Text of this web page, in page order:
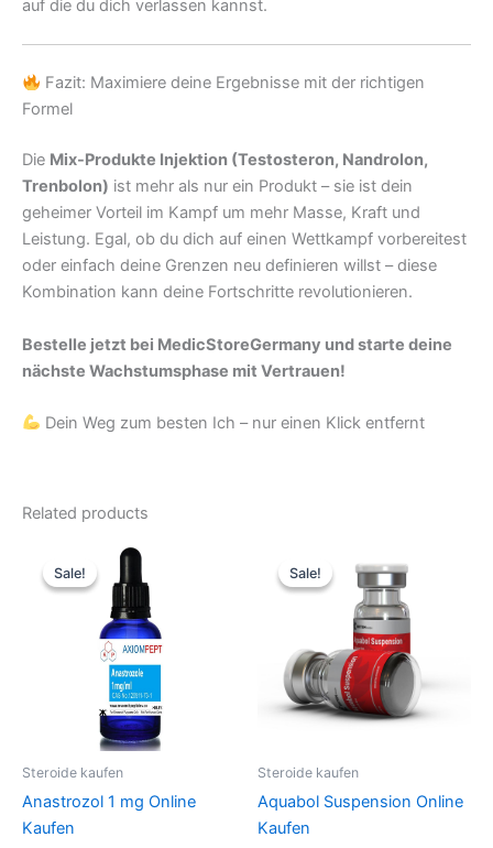
auf die du dich verlassen kannst.
Fazit: Maximiere deine Ergebnisse mit der richtigen
Formel
Die Mix-Produkte Injektion (Testosteron, Nandrolon,
Trenbolon) ist mehr als nur ein Produkt – sie ist dein
geheimer Vorteil im Kampf um mehr Masse, Kraft und
Leistung. Egal, ob du dich auf einen Wettkampf vorbereitest
oder einfach deine Grenzen neu definieren willst – diese
Kombination kann deine Fortschritte revolutionieren.
Bestelle jetzt bei MedicStoreGermany und starte deine
nächste Wachstumsphase mit Vertrauen!
Dein Weg zum besten Ich – nur einen Klick entfernt
Related products
Sale!
Sale!
Steroide kaufen
Anastrozol 1 mg Online
Kaufen
Original
price
was:
62,04 €.
Current
is:
39,63 €.
Sale!
Sale!
Steroide kaufen
Aquabol Suspension Online
Kaufen
price
was:
51,70 €.
price
is:
43,08 €.